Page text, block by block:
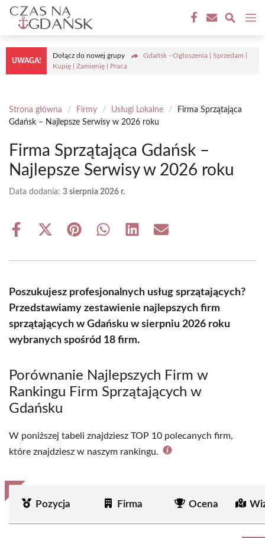
Przejdź
treści
UWAGA!
Dołącz do nowej grupy
Gdańsk - Ogłoszenia | Sprzedam |
Kupię | Zamienię | Praca
Strona główna / Firmy / Usługi Lokalne /
Firma Sprzątająca
Gdańsk – Najlepsze Serwisy w 2026 roku
Firma Sprzątająca Gdańsk –
Najlepsze Serwisy w 2026 roku
Data dodania: 3 sierpnia 2026 r.
Share
Share
(Twitter)
Share Share Share Share
Poszukujesz profesjonalnych usług sprzątających?
Przedstawiamy zestawienie najlepszych firm
sprzątających w Gdańsku w sierpniu 2026 roku
wybranych spośród 18 firm.
Porównanie Najlepszych Firm w
Rankingu Firm Sprzątających w
Gdańsku
W poniższej tabeli znajdziesz TOP 10 polecanych firm,
które znajdziesz w naszym rankingu.
Pozycja Firma Ocena